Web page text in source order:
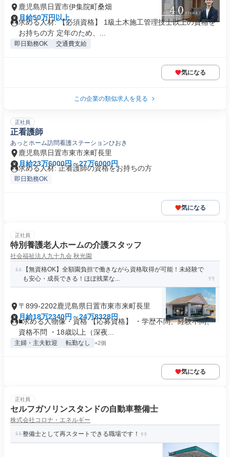
鹿児島県日置市伊集院町桑畑
月給50万円以上
求める人材: 【必須資格】 1級土木施工管理技士以上の資格を
お持ちの方 定年のため、...
即日勤務OK 交通費支給
気になる
この企業の類似求人を見る
正社員
正看護師
あっとホーム訪問看護ステーションひおき
鹿児島県日置市東市来町長里
月給23万6000円～27万6000円
求める人材: 正看護師の資格をお持ちの方
即日勤務OK
気になる
正社員
特別養護老人ホームの介護スタッフ
社会福祉法人九十九会 秋光園
【無資格OK】全額園負担で働きながら資格取得が可能！未経験で
も安心・成長できる！ほぼ残業な...
〒899-2202鹿児島県日置市東市来町長里
月給18万2340円～24万8328円
■求める人物像・資格 【応募資格】 ・学歴不問、経験不問、
資格不問 ・18歳以上（深夜...
主婦・主夫歓迎 転勤なし +2個
気になる
正社員
セルフガソリンスタンドの自動車整備士
株式会社コロナ・エネルギー
整備士として再スタートできる職場です！